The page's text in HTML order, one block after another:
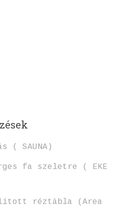
( SAUNA)
fa szeletre ( EKE
réztábla (Area